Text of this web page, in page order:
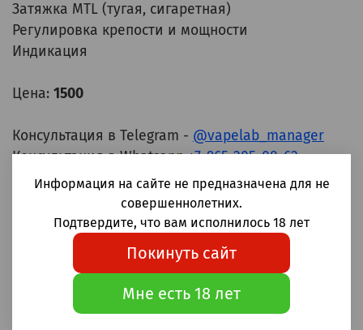
Затяжка MTL (тугая, сигаретная)
Регулировка крепости и мощности
Индикация
Цена: 1500
Консультация в Telegram - @vapelab_manager
Консультация в Whatsapp+7-965-205-08-62
Оформить заказ можно на сайте
Приятных вам покупок!
Информация на сайте не предназначена для не
совершеннолетних.
Подтвердите, что вам исполнилось 18 лет
Покинуть сайт
Мне есть 18 лет